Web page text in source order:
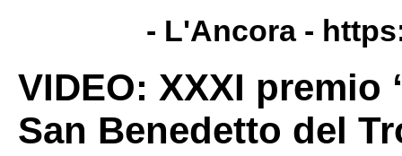
- L'Ancora -
VIDEO: XXXI premio
San Benedetto del